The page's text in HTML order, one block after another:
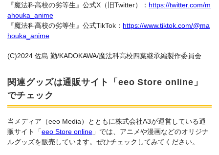
『魔法科高校の劣等生』公式X（旧Twitter）： https://twitter.com/m
ahouka_anime
『魔法科高校の劣等生』公式TikTok： https://www.tiktok.com/@ma
houka_anime
(C)2024 佐島 勤/KADOKAWA/魔法科高校四葉継承編製作委員会
関連グッズは通販サイト「eeo Store online」
でチェック
当メディア（eeo Media）とともに株式会社A3が運営している通
販サイト「eeo Store online 」では、アニメや漫画などのオリジナ
ルグッズを販売しています。ぜひチェックしてみてください。